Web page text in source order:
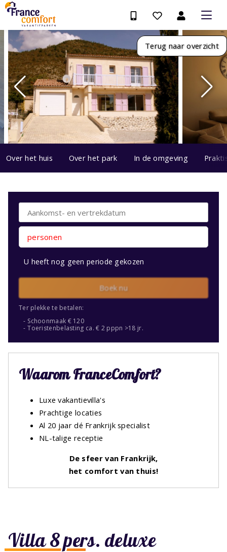
Terug naar overzicht
Over het huis Over het park In de omgeving
Villa 8 pers. deluxe
personen
U heeft nog geen periode gekozen
Boek nu
Ter plekke te betalen:
Schoonmaak € 120
Toeristenbelasting ca. € 2 pppn >18 jr.
Waarom FranceComfort?
Luxe vakantievilla's
Prachtige locaties
Al 20 jaar dé Frankrijk specialist
NL-talige receptie
De sfeer van Frankrijk,
het comfort van thuis!